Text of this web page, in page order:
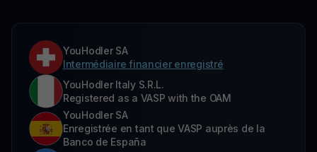
YouHodler SA
Intermédiaire financier enregistré
YouHodler Italy S.R.L.
Registered as a VASP with the OAM
YouHodler SA
Enregistrée en tant que VASP auprès de la
Banco de España